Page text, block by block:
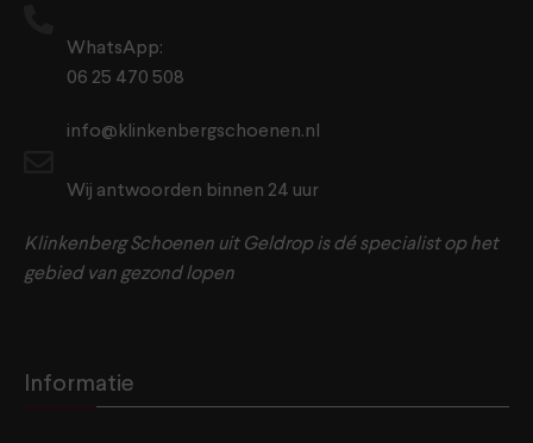
WhatsApp:
06 25 470 508
info@klinkenbergschoenen.nl
Wij antwoorden binnen 24 uur
Klinkenberg Schoenen uit Geldrop is dé specialist op het
gebied van gezond lopen
Informatie